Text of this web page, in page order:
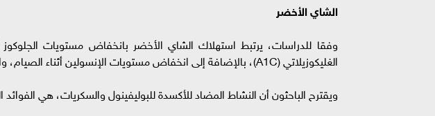
الشاي الأخضر
وفقا للدراسات، يرتبط استهلاك الشاي الأخضر بانخفاض مستويات الجلوكوز
الغليكوزيلاتي (A1C)، بالإضافة إلى انخفاض مستويات الإنسولين أثناء الصيام، والتي تعد مقياسا لصحة مرض السكري.
ويقترح الباحثون أن النشاط المضاد للأكسدة للبوليفينول والسكريات، هي